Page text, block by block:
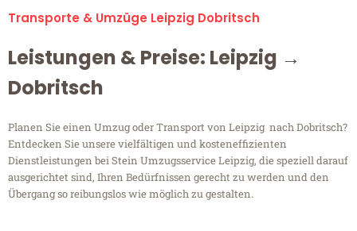
Transporte & Umzüge Leipzig Dobritsch
Leistungen & Preise: Leipzig →
Dobritsch
Planen Sie einen Umzug oder Transport von Leipzig nach Dobritsch?
Entdecken Sie unsere vielfältigen und kosteneffizienten
Dienstleistungen bei Stein Umzugsservice Leipzig, die speziell darauf
ausgerichtet sind, Ihren Bedürfnissen gerecht zu werden und den
Übergang so reibungslos wie möglich zu gestalten.